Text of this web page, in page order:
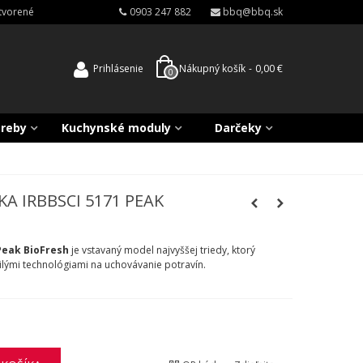
0903 247 882 bbq@bbq.sk
Prihlásenie 0 Nákupný košík - 0,00 €
Kuchynské moduly Darčeky
IRBBSCI 5171 PEAK
BioFresh je vstavaný model najvyššej triedy, ktorý
technológiami na uchovávanie potravín.​